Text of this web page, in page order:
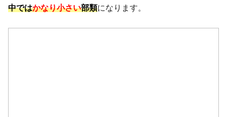
中ではかなり小さい部類になります。